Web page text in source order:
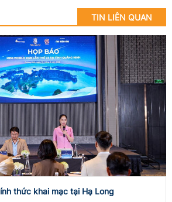
TIN LIÊN QUAN
thức khai mạc tại Hạ Long